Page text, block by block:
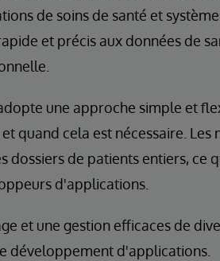
de soins de santé et
et précis aux données de
une approche simple et
quand cela est nécessaire. Les
de patients entiers, ce
d'applications.
et une gestion efficaces de
développement d'applications.